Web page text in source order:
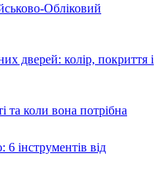
Обліковий
дверей: колір, покриття і
та коли вона потрібна
інструментів від